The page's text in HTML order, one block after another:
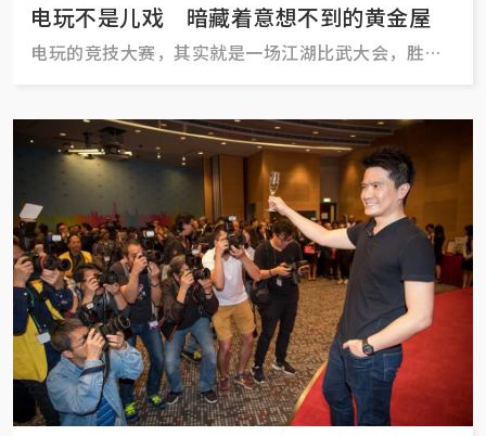
电玩不是儿戏 暗藏着意想不到的黄金屋
电玩的竞技大赛，其实就是一场江湖比武大会，胜者